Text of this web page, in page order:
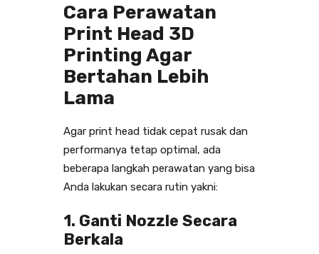
Cara Perawatan
Print Head 3D
Printing Agar
Bertahan Lebih
Lama
Agar print head tidak cepat rusak dan
performanya tetap optimal, ada
beberapa langkah perawatan yang bisa
Anda lakukan secara rutin yakni:
1. Ganti Nozzle Secara
Berkala